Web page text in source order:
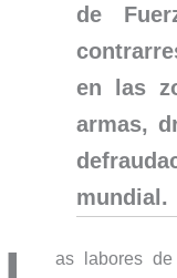
de
en las
armas,
mundial.
as labores